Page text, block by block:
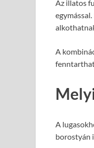
Az illatos
A
A
borostyán